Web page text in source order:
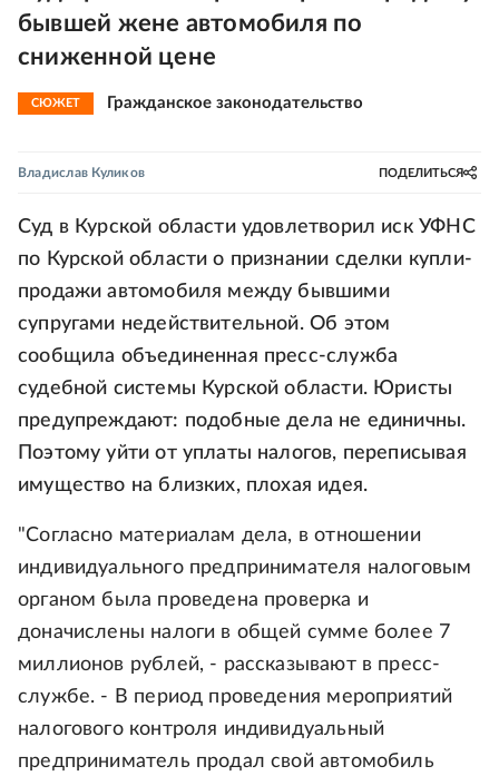
бывшей жене автомобиля по
сниженной цене
СЮЖЕТ Гражданское законодательство
Владислав Куликов ПОДЕЛИТЬСЯ
Суд в Курской области удовлетворил иск УФНС
по Курской области о признании сделки купли-
продажи автомобиля между бывшими
супругами недействительной. Об этом
сообщила объединенная пресс-служба
судебной системы Курской области. Юристы
предупреждают: подобные дела не единичны.
Поэтому уйти от уплаты налогов, переписывая
имущество на близких, плохая идея.
"Согласно материалам дела, в отношении
индивидуального предпринимателя налоговым
органом была проведена проверка и
доначислены налоги в общей сумме более 7
миллионов рублей, - рассказывают в пресс-
службе. - В период проведения мероприятий
налогового контроля индивидуальный
предприниматель продал свой автомобиль